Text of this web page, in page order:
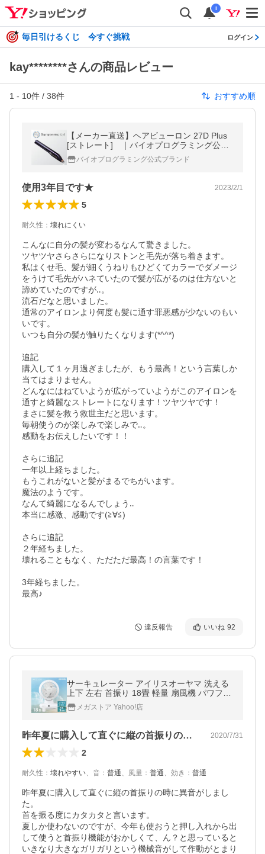
i
毎日引けるくじ 今すぐ挑戦 ログイン
kay********さんの商品レビュー
1 - 10件 / 38件 おすすめ順
【メーカー直送】ヘアビューロン 27D Plus
[ストレート] ｜バイオプログラミング公式
｜送料無料｜正規品｜
バイオプログラミング公式ブランド
使用3年目です★ 2023/2/1
5
耐久性 ： 壊れにくい
こんなに自分の髪が変わるなんて驚きました。
ツヤツヤさらさらになりストンと毛先が落ち着きます。
私はくせ毛、髪が細くうねりもひどくてカラーでダメージ
をうけて毛先がハネていたので髪が広がるのは仕方ないと
諦めていたのですが‥。
流石だなと思いました。
通常のアイロンより何度も髪に通す罪悪感が少ないのもい
いです。
いつも自分の髪が触りたくなります(*^^*)
追記
購入して１ヶ月過ぎましたが、もう最高！という言葉しか
当てはまりません。
どんなにはねていようが広がっていようがこのアイロンを
通すと綺麗なストレートになります！ツヤツヤです！
まさに髪を救う救世主だと思います。
毎朝使うのが楽しみで楽しみで‥。
感動をお伝えしたいです！！
さらに追記
一年以上経ちました。
もうこれがないと髪がまるでちがいます。
魔法のようです。
なんて綺麗になるんでしょう‥
本当に感激、感動です(≧∀≦)
さらに追記
２年経ちました。
壊れることもなく、ただただ最高！の言葉です！
3年経ちました。
最高♪
違反報告 いいね 92
サーキュレーター アイリスオーヤマ 洗える
上下 左右 首振り 18畳 軽量 扇風機 パワフル
送風 タイマー リモコン付 WOOZOO PCF-B
C15TEC * 【[B] 2607】
メガストア Yahoo!店
昨年夏に購入して直ぐに縦の首振りの時に… 2020/7/31
2
耐久性 ： 壊れやすい、 音 ： 普通、 風量 ： 普通、 効き ： 普通
昨年夏に購入して直ぐに縦の首振りの時に異音がしまし
た。
首を振る度にカタカタと言います。
夏しか使わないのですが、今年も使おうと押し入れから出
して使うと首振り機能がおかしくて、ん？と思っていると
いきなり大きなガリガリという機械音がして作動がとまり